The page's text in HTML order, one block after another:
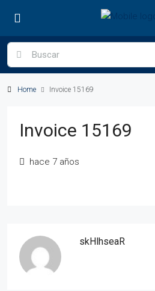
Home Invoice 15169
Invoice 15169
hace 7 años
skHlhseaR